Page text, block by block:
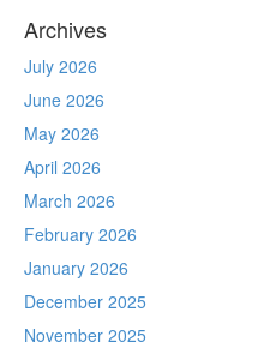
Archives
July 2026
June 2026
May 2026
April 2026
March 2026
February 2026
January 2026
December 2025
November 2025